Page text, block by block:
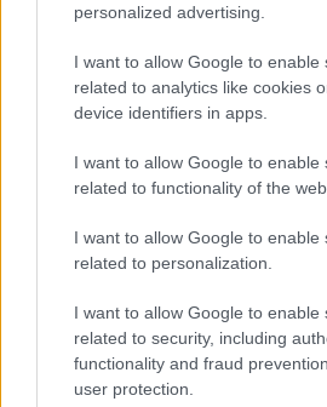
personalized advertising.
I want to allow Google to enable
related to analytics like cookies
device identifiers in apps.
I want to allow Google to enable
related to functionality of the
I want to allow Google to enable
related to personalization.
I want to allow Google to enable
related to security, including
functionality and fraud
user protection.
ταγματάρχης όρθιος πάνω
με μία κίνηση του χεριού
ο πρώτος δήμιος, ο Τζον
μοχλό. Ο Ρίμπεντροπ
την εξέδρα του
έχει μείνει κρεμασμένο
01:15.
να
φορτισμένη από ένταση
ατμόσφαιρα, ακούω μία
μπορείτε να καπνίσετε.